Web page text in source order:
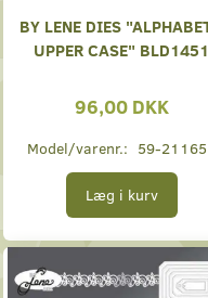
BY LENE DIES
UPPER CASE" BLD1451
96,00 DKK
Model/varenr.: 59-
Læg i kurv